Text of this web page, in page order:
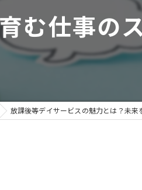
発達支援
やすい
験
む仕事の
放課後等デイサービスの魅力とは？未来